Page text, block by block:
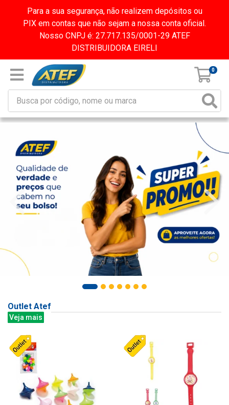
Para a sua segurança, não realizem depósitos ou
PIX em contas que não sejam a nossa conta oficial.
Nosso CNPJ é: 27.717.135/0001-29 ATEF
DISTRIBUIDORA EIRELI
0
Outlet Atef
Veja mais